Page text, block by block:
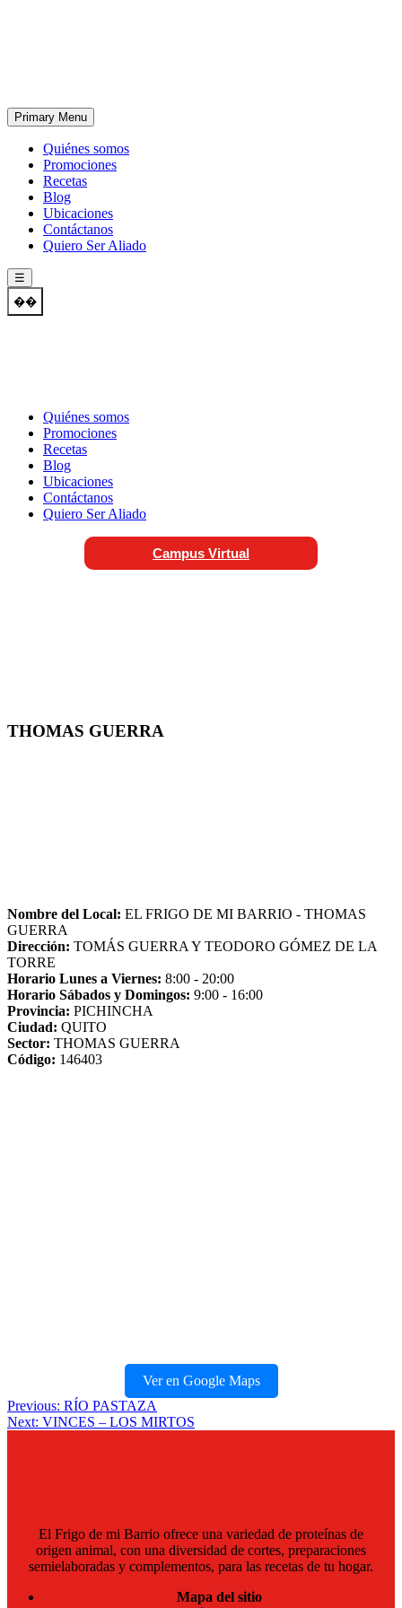
Primary Menu
Quiénes somos
Promociones
Recetas
Blog
Ubicaciones
Contáctanos
Quiero Ser Aliado
☰
��
Quiénes somos
Promociones
Recetas
Blog
Ubicaciones
Contáctanos
Quiero Ser Aliado
Campus Virtual
THOMAS GUERRA
Nombre del Local: EL FRIGO DE MI BARRIO - THOMAS
GUERRA
Dirección: TOMÁS GUERRA Y TEODORO GÓMEZ DE LA
TORRE
Horario Lunes a Viernes: 8:00 - 20:00
Horario Sábados y Domingos: 9:00 - 16:00
Provincia: PICHINCHA
Ciudad: QUITO
Sector: THOMAS GUERRA
Código: 146403
Ver en Google Maps
Navegación
de
Previous: RÍO PASTAZA
Next: VINCES – LOS MIRTOS
El Frigo de mi Barrio ofrece una variedad de proteínas de
origen animal, con una diversidad de cortes, preparaciones
semielaboradas y complementos, para las recetas de tu hogar.
Mapa del sitio